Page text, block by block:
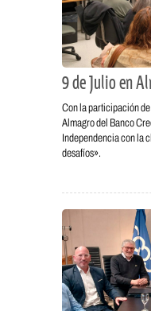
9 de Julio en
Con la participación
Almagro del Banco
Independencia con la
desafíos».